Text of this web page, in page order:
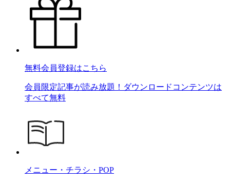
無料会員登録はこちら
会員限定記事が読み放題！ダウンロードコンテンツは
すべて無料
メニュー・チラシ・POP